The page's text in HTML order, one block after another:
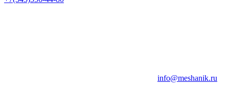
info@meshanik.ru